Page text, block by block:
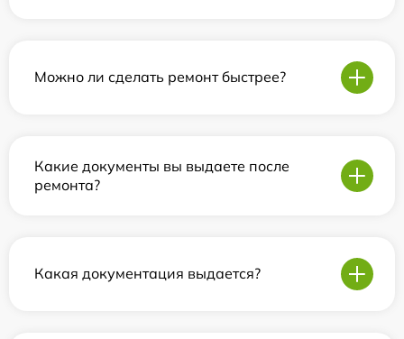
Можно ли сделать ремонт быстрее?
Какие документы вы выдаете после
ремонта?
Какая документация выдается?